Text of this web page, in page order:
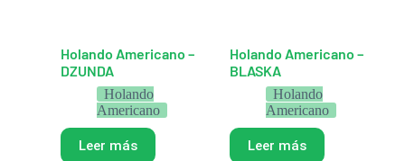
Holando Americano –
DZUNDA
Holando
Americano
Leer más
Holando Americano –
BLASKA
Holando
Americano
Leer más